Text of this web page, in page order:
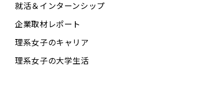
就活＆インターンシップ
企業取材レポート
理系女子のキャリア
理系女子の大学生活